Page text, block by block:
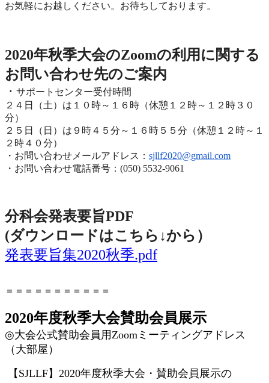
お気軽にお越しください。お待ちしております。
2020年秋季大会のZoomの利用に関する
お問い合わせ先のご案内
・ サポートセンター受付時間
２４日（土）は１０時～１６時（休憩１２時～１２時３０
分）
２５日（日）は９時４５分～１６時５５分（休憩１２時～ １
２時４０分）
・お問い合わせメールアドレス： sjllf2020@gmail.com
・お問い合わせ電話番号：(050) 5532-9061
分科会発表要旨PDF
(ダウンロードはこちら↓から ）
発表要旨集2020秋季.pdf
＝＝＝＝＝＝＝＝＝＝＝
2020年度秋季大会賛助会員展示
◎大会公式賛助会員用Zoom ミーティングアドレス
（大部屋）
【 SJLLF】 2020年度秋季大会・賛助会員展示の